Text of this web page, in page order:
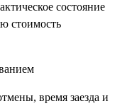
состояние
стоимость
время заезда и